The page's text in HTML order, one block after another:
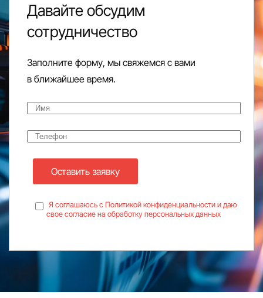
Давайте обсудим
сотрудничество
Заполните форму, мы свяжемся с вами
в ближайшее время.
Оставить заявку
Я соглашаюсь с Политикой конфиденциальности и даю
свое согласие на обработку персональных данных